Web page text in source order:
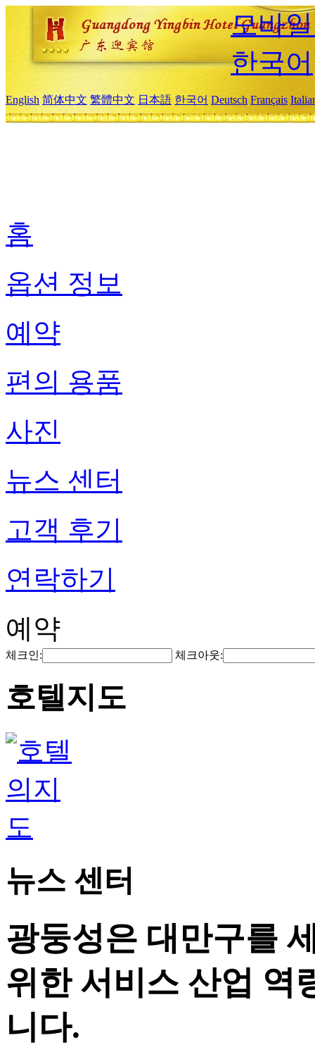
모바
한국어
English 简体中文 繁體中文 日本語 한국어 Deutsch Français
홈
옵션 정보
예약
편의 용품
사진
뉴스 센터
고객 후기
연락하기
예약
체크인: 체크아웃:
호텔지도
뉴스 센터
광둥성은 대만구를
위한 서비스 산업 역
니다.